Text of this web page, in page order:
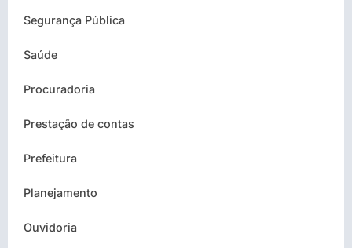
Segurança Pública
Saúde
Procuradoria
Prestação de contas
Prefeitura
Planejamento
Ouvidoria